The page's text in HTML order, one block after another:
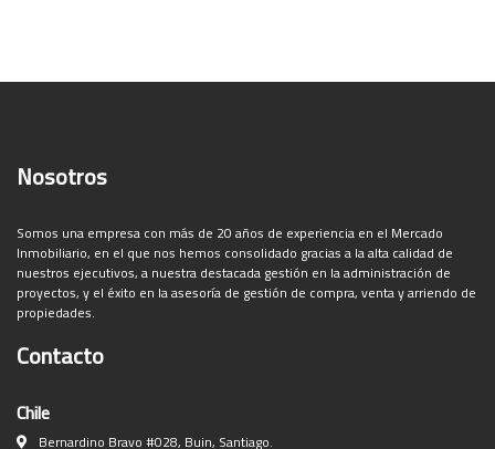
Nosotros
Somos una empresa con más de 20 años de experiencia en el Mercado
Inmobiliario, en el que nos hemos consolidado gracias a la alta calidad de
nuestros ejecutivos, a nuestra destacada gestión en la administración de
proyectos, y el éxito en la asesoría de gestión de compra, venta y arriendo de
propiedades.
Contacto
Chile
Bernardino Bravo #028, Buin, Santiago.